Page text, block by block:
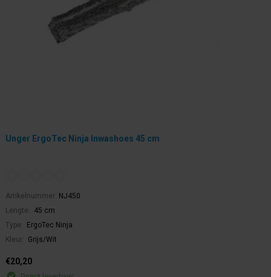
Unger ErgoTec Ninja Inwashoes 45 cm
Artikelnummer: NJ450
Lengte:
45 cm
Type:
ErgoTec Ninja
Kleur:
Grijs/Wit
€20,20